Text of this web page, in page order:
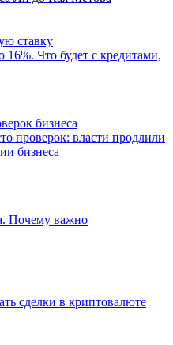
Что будет с кредитами,
проверок: власти продлили
бизнеса
Почему важно
сделки в криптовалюте